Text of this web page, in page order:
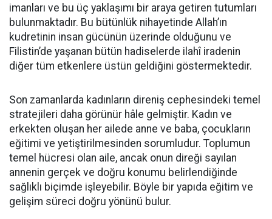
imanları ve bu üç yaklaşımı bir araya getiren tutumları
bulunmaktadır. Bu bütünlük nihayetinde Allah’ın
kudretinin insan gücünün üzerinde olduğunu ve
Filistin’de yaşanan bütün hadiselerde ilahî iradenin
diğer tüm etkenlere üstün geldiğini göstermektedir.
Son zamanlarda kadınların direniş cephesindeki temel
stratejileri daha görünür hâle gelmiştir. Kadın ve
erkekten oluşan her ailede anne ve baba, çocukların
eğitimi ve yetiştirilmesinden sorumludur. Toplumun
temel hücresi olan aile, ancak onun direği sayılan
annenin gerçek ve doğru konumu belirlendiğinde
sağlıklı biçimde işleyebilir. Böyle bir yapıda eğitim ve
gelişim süreci doğru yönünü bulur.